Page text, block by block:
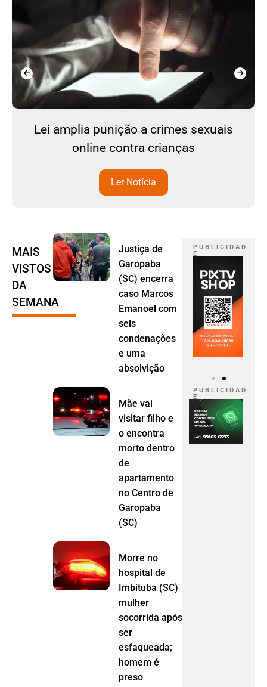
Lei amplia punição a crimes sexuais
online contra crianças
Ler Notícia
MAIS
VISTOS
DA
SEMANA
Justiça de
Garopaba
(SC) encerra
caso Marcos
Emanoel com
seis
condenações
e uma
absolvição
Mãe vai
visitar filho e
o encontra
morto dentro
de
apartamento
no Centro de
Garopaba
(SC)
Morre no
hospital de
Imbituba (SC)
mulher
socorrida após
ser
esfaqueada;
homem é
preso
P U B L I C I D A D
E
P U B L I C I D A D
E